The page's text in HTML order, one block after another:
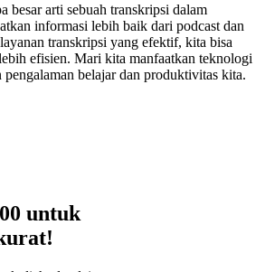
besar arti sebuah transkripsi dalam
informasi lebih baik dari podcast dan
transkripsi yang efektif, kita bisa
efisien. Mari kita manfaatkan teknologi
belajar dan produktivitas kita.
untuk